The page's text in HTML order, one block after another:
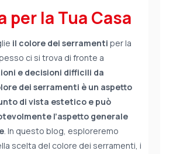
per la Tua Casa
il colore dei serramenti per la
ci si trova di fronte a
e decisioni difficili da
dei serramenti è un aspetto
di vista estetico e può
l’aspetto generale
. In questo blog, esploreremo
scelta del colore dei serramenti, i